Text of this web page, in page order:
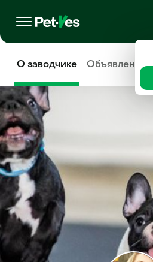
О заводчике Объявления